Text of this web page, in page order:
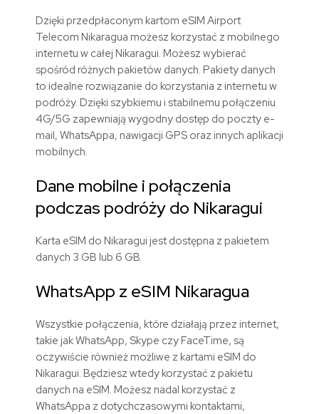
Dzięki przedpłaconym kartom eSIM Airport
Telecom Nikaragua możesz korzystać z mobilnego
internetu w całej Nikaragui. Możesz wybierać
spośród różnych pakietów danych. Pakiety danych
to idealne rozwiązanie do korzystania z internetu w
podróży. Dzięki szybkiemu i stabilnemu połączeniu
4G/5G zapewniają wygodny dostęp do poczty e-
mail, WhatsAppa, nawigacji GPS oraz innych aplikacji
mobilnych.
Dane mobilne i połączenia
podczas podróży do Nikaragui
Karta eSIM do Nikaragui jest dostępna z pakietem
danych 3 GB lub 6 GB.
WhatsApp z eSIM Nikaragua
Wszystkie połączenia, które działają przez internet,
takie jak WhatsApp, Skype czy FaceTime, są
oczywiście również możliwe z kartami eSIM do
Nikaragui. Będziesz wtedy korzystać z pakietu
danych na eSIM. Możesz nadal korzystać z
WhatsAppa z dotychczasowymi kontaktami,